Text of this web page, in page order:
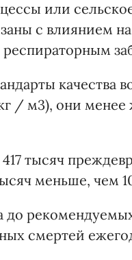
или
с влиянием
качества
/ м3), они менее
тысяч
меньше, чем
до
смертей